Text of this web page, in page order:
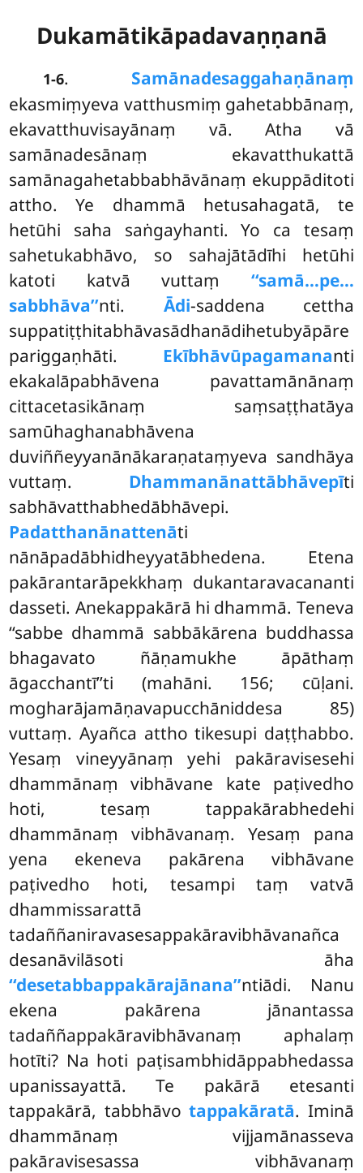
Dukamātikāpadavaṇṇanā
1-6. Samānadesaggahaṇānaṃ
ekasmiṃyeva vatthusmiṃ gahetabbānaṃ,
ekavatthuvisayānaṃ vā. Atha vā
samānadesānaṃ ekavatthukattā
samānagahetabbabhāvānaṃ ekuppāditoti
attho. Ye dhammā hetusahagatā, te
hetūhi saha saṅgayhanti. Yo ca tesaṃ
sahetukabhāvo, so sahajātādīhi hetūhi
katoti katvā vuttaṃ ‘‘samā…pe…
sabbhāva’’nti. Ādi-saddena cettha
suppatiṭṭhitabhāvasādhanādihetubyāpāre
pariggaṇhāti. Ekībhāvūpagamananti
ekakalāpabhāvena pavattamānānaṃ
cittacetasikānaṃ saṃsaṭṭhatāya
samūhaghanabhāvena
duviññeyyanānākaraṇataṃyeva sandhāya
vuttaṃ. Dhammanānattābhāvepīti
sabhāvatthabhedābhāvepi.
Padatthanānattenāti
nānāpadābhidheyyatābhedena. Etena
pakārantarāpekkhaṃ dukantaravacananti
dasseti. Anekappakārā hi dhammā. Teneva
‘‘sabbe dhammā sabbākārena buddhassa
bhagavato ñāṇamukhe āpāthaṃ
āgacchantī’’ti (mahāni. 156; cūḷani.
mogharājamāṇavapucchāniddesa 85)
vuttaṃ. Ayañca attho tikesupi daṭṭhabbo.
Yesaṃ vineyyānaṃ yehi pakāravisesehi
dhammānaṃ vibhāvane kate paṭivedho
hoti, tesaṃ tappakārabhedehi
dhammānaṃ vibhāvanaṃ. Yesaṃ pana
yena ekeneva pakārena vibhāvane
paṭivedho hoti, tesampi taṃ vatvā
dhammissarattā
tadaññaniravasesappakāravibhāvanañca
desanāvilāsoti āha
‘‘desetabbappakārajānana’’ntiādi. Nanu
ekena pakārena jānantassa
tadaññappakāravibhāvanaṃ aphalaṃ
hotīti? Na hoti paṭisambhidāppabhedassa
upanissayattā. Te pakārā etesanti
tappakārā, tabbhāvotappakāratā. Iminā
dhammānaṃ vijjamānasseva
pakāravisesassa vibhāvanaṃ